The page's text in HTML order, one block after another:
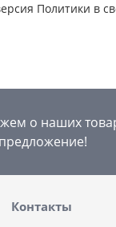
Политики в
о наших
Контакты